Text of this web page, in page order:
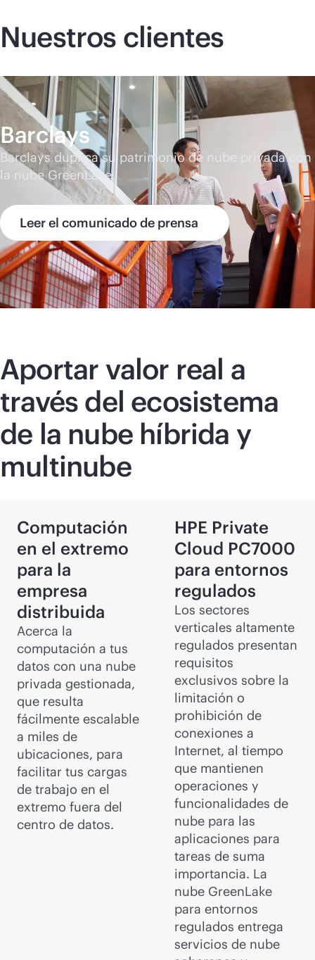
Nuestros clientes
Barclays
Barclays duplica su patrimonio de nube privada con
la nube GreenLake.
Leer el comunicado de prensa
Aportar valor real a
través del ecosistema
de la nube híbrida y
multinube
Computación
en el extremo
para la
empresa
distribuida
Acerca la
computación a tus
datos con una nube
privada gestionada,
que resulta
fácilmente escalable
a miles de
ubicaciones, para
facilitar tus cargas
de trabajo en el
extremo fuera del
centro de datos.
HPE Private
Cloud PC7000
para entornos
regulados
Los sectores
verticales altamente
regulados presentan
requisitos
exclusivos sobre la
limitación o
prohibición de
conexiones a
Internet, al tiempo
que mantienen
operaciones y
funcionalidades de
nube para las
aplicaciones para
tareas de suma
importancia. La
nube GreenLake
para entornos
regulados entrega
servicios de nube